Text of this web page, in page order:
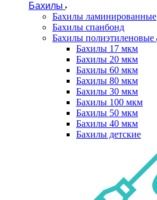
Бахилы
Бахилы ламинированные
Бахилы спанбонд
Бахилы полиэтиленовые
Бахилы 17 мкм
Бахилы 20 мкм
Бахилы 60 мкм
Бахилы 80 мкм
Бахилы 30 мкм
Бахилы 100 мкм
Бахилы 50 мкм
Бахилы 40 мкм
Бахилы детские